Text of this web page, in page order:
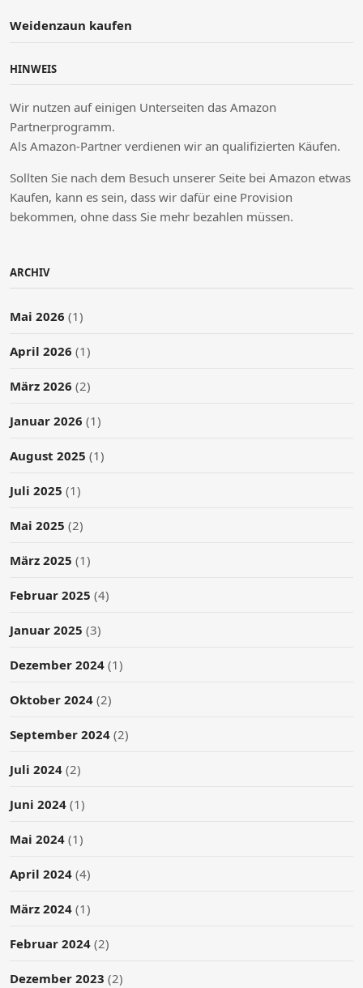
Weidenzaun kaufen
HINWEIS
Wir nutzen auf einigen Unterseiten das Amazon
Partnerprogramm.
Als Amazon-Partner verdienen wir an qualifizierten Käufen.
Sollten Sie nach dem Besuch unserer Seite bei Amazon etwas
Kaufen, kann es sein, dass wir dafür eine Provision
bekommen, ohne dass Sie mehr bezahlen müssen.
ARCHIV
Mai 2026 (1)
April 2026 (1)
März 2026 (2)
Januar 2026 (1)
August 2025 (1)
Juli 2025 (1)
Mai 2025 (2)
März 2025 (1)
Februar 2025 (4)
Januar 2025 (3)
Dezember 2024 (1)
Oktober 2024 (2)
September 2024 (2)
Juli 2024 (2)
Juni 2024 (1)
Mai 2024 (1)
April 2024 (4)
März 2024 (1)
Februar 2024 (2)
Dezember 2023 (2)